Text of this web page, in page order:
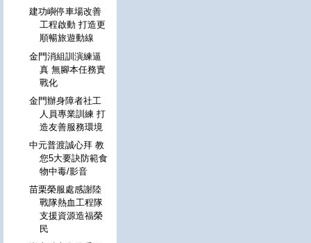
建功嶼停車場改善
工程啟動 打造更
順暢旅遊動線
金門消組訓演練逼
真 無腳本任務實
戰化
金門辦身障者社工
人員專業訓練 打
造友善服務環境
中元普渡誠心拜 教
您5大要訣防範食
物中毒/影音
苗栗榮服處感謝陸
戰隊熱血工程隊
支援資源造福榮
民